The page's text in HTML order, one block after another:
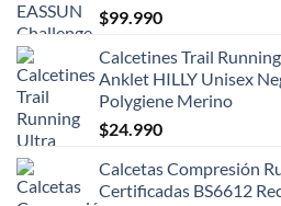
$99.990
Calcetines Trail
Anklet HILLY Unisex
Polygiene Merino
$24.990
Calcetas Compresión
Certificadas BS6612